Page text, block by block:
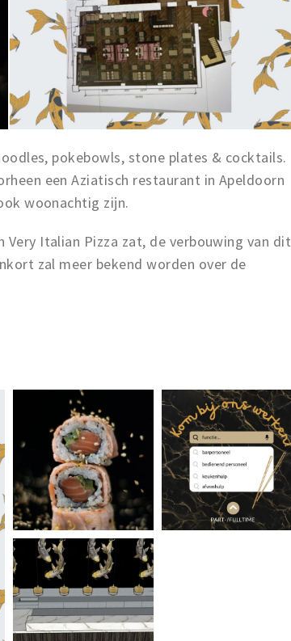
pokebowls, stone plates & cocktails.
een Aziatisch restaurant in Apeldoorn
woonachtig zijn.
Very Italian Pizza zat, de verbouwing van dit
zal meer bekend worden over de